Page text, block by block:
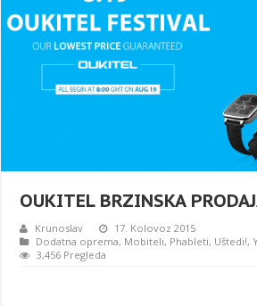
OUKITEL BRZINSKA
Krunoslav
17. Kolovoz 2015
Dodatna oprema, Mobiteli, Phableti, Uštedi!,
3,456 Pregleda